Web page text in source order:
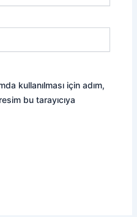
kullanılması için adım,
bu tarayıcıya